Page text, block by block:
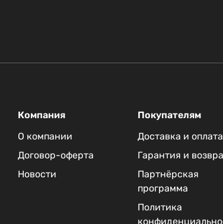
Компания
О компании
Договор-оферта
Новости
Покупателям
Доставка и оплата
Гарантия и
Партнёрская
программа
Политика